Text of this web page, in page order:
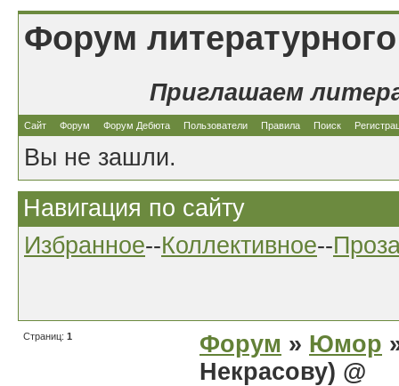
Форум
Приглашаем
Сайт Форум Форум Дебюта Пользователи Правила Поиск
Вы не зашли.
Навигация по сайту
Избранное--Коллективное--
Страниц: 1 Форум » Юмор
Некрасову) @